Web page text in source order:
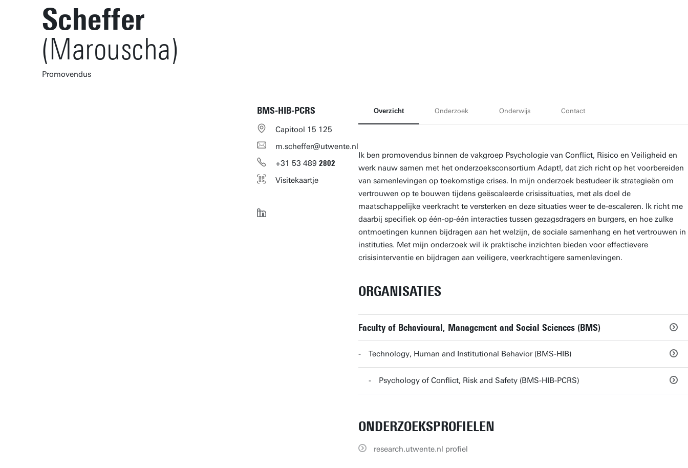
Scheffer
(Marouscha)
Promovendus
BMS-HIB-PCRS
Capitool 15 125
m.scheffer@utwente.nl
+31 53 489 2802
Visitekaartje
Overzicht Onderzoek Onderwijs Contact
Ik ben promovendus binnen de vakgroep Psychologie van Conflict, Risico en Veiligheid en
werk nauw samen met het onderzoeksconsortium Adapt!, dat zich richt op het voorbereiden
van samenlevingen op toekomstige crises. In mijn onderzoek bestudeer ik strategieën om
vertrouwen op te bouwen tijdens geëscaleerde crisissituaties, met als doel de
maatschappelijke veerkracht te versterken en deze situaties weer te de-escaleren. Ik richt me
daarbij specifiek op één-op-één interacties tussen gezagsdragers en burgers, en hoe zulke
ontmoetingen kunnen bijdragen aan het welzijn, de sociale samenhang en het vertrouwen in
instituties. Met mijn onderzoek wil ik praktische inzichten bieden voor effectievere
crisisinterventie en bijdragen aan veiligere, veerkrachtigere samenlevingen.
ORGANISATIES
Faculty of Behavioural, Management and Social Sciences (BMS)
Technology, Human and Institutional Behavior (BMS-HIB)
Psychology of Conflict, Risk and Safety (BMS-HIB-PCRS)
ONDERZOEKSPROFIELEN
research.utwente.nl profiel